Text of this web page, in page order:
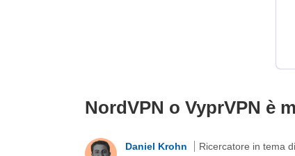
NordVPN o VyprVPN è
Daniel Krohn
Ricercatore in tema